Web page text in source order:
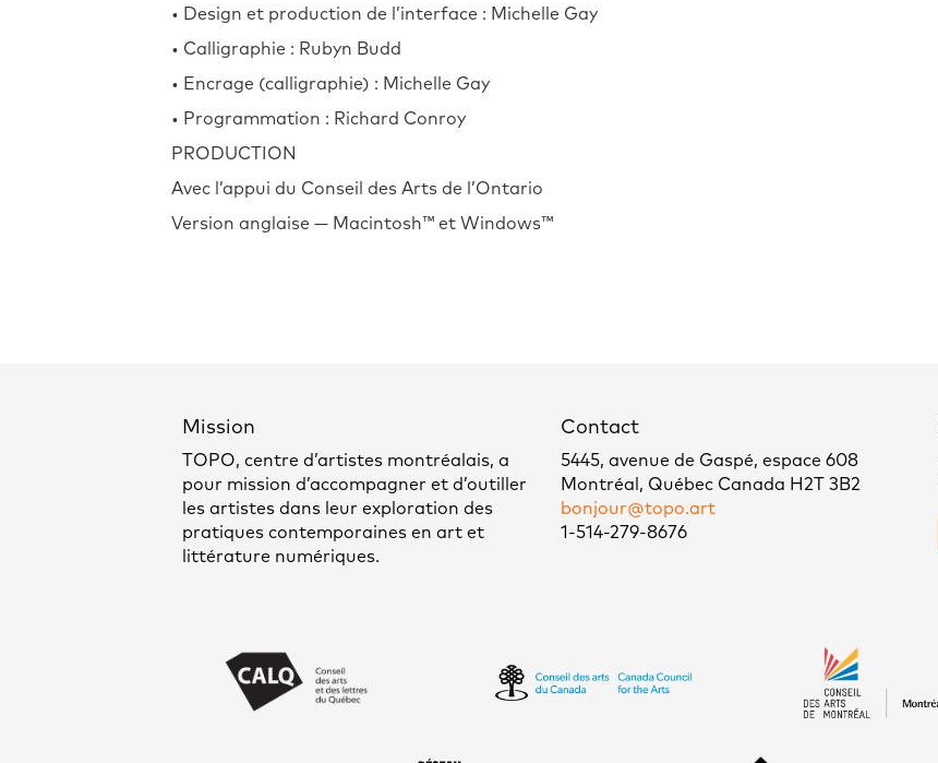
• Design et production de l’interface : Michelle Gay
• Calligraphie : Rubyn Budd
• Encrage (calligraphie) : Michelle Gay
• Programmation : Richard Conroy
PRODUCTION
Avec l’appui du Conseil des Arts de l’Ontario
Version anglaise — Macintosh™ et Windows™
Mission
TOPO, centre d’artistes montréalais, a
pour mission d’accompagner et d’outiller
les artistes dans leur exploration des
pratiques contemporaines en art et
littérature numériques.
Contact
5445, avenue de Gaspé, espace 608
Montréal, Québec Canada H2T 3B2
bonjour@topo.art
1-514-279-8676